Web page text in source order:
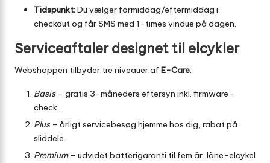
Tidspunkt:Du vælger formiddag/eftermiddag i
checkout og får SMS med 1-times vindue på dagen.
Serviceaftaler designet til elcykler
Webshoppen tilbyder tre niveauer af E-Care:
Basis– gratis 3-måneders eftersyn inkl. firmware-
check.
Plus– årligt servicebesøg hjemme hos dig, rabat på
sliddele.
Premium– udvidet batterigaranti til fem år, låne-elcykel